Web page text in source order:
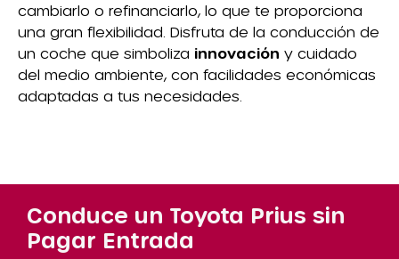
cambiarlo o refinanciarlo, lo que te proporciona
una gran flexibilidad. Disfruta de la conducción de
un coche que simboliza innovación y cuidado
del medio ambiente, con facilidades económicas
adaptadas a tus necesidades.
Conduce un Toyota Prius sin
Pagar Entrada